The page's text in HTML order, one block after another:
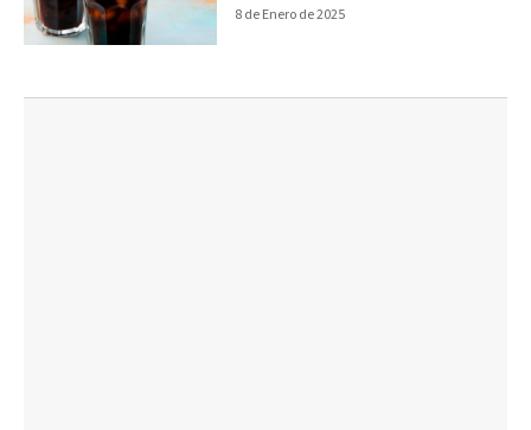
8 de Enero de 2025